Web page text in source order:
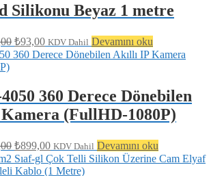
Silikonu Beyaz 1 metre
Orijinal
fiyat:
₺93,00Şu
andaki
fiyat:
KDV Dahil Devamını oku
360 Derece Dönebilen
Kamera (FullHD-1080P)
Orijinal
fiyat:
₺987,00.
₺899,00Şu
andaki
fiyat:
KDV Dahil Devamını oku